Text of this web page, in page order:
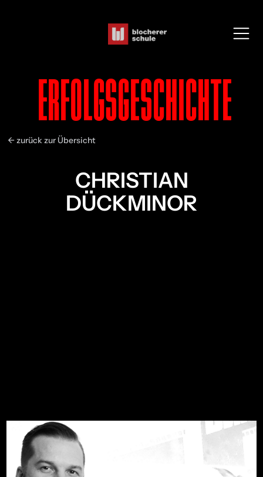
ERFOLGSGESCHICHTE
← zurück zur Übersicht
CHRISTIAN
DÜCKMINOR